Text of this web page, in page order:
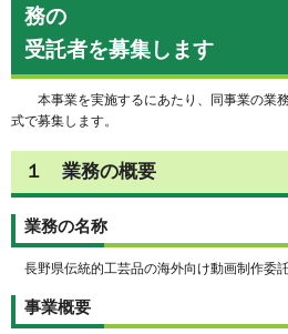
務の
受託者を募集します
本事業を実施するにあたり、同事業の業
式で募集します。
１ 業務の概要
業務の名称
長野県伝統的工芸品の海外向け動画制作委
事業概要